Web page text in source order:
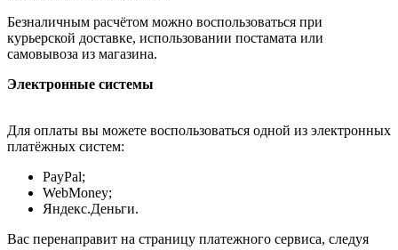
Безналичным расчётом можно воспользоваться при
курьерской доставке, использовании постамата или
самовывоза из магазина.
Электронные системы
Для оплаты вы можете воспользоваться одной из электронных
платёжных систем:
PayPal;
WebMoney;
Яндекс.Деньги.
Вас перенаправит на страницу платежного сервиса, следуя